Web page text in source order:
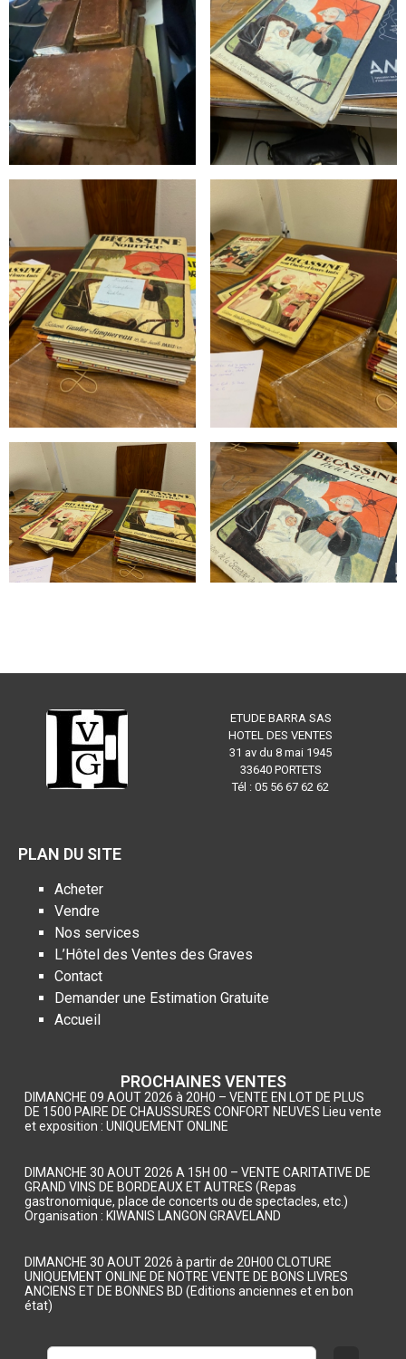
ETUDE BARRA SAS
HOTEL DES VENTES
31 av du 8 mai 1945
33640 PORTETS
Tél : 05 56 67 62 62
PLAN DU SITE
Acheter
Vendre
Nos services
L’Hôtel des Ventes des Graves
Contact
Demander une Estimation Gratuite
Accueil
PROCHAINES VENTES
DIMANCHE 09 AOUT 2026 à 20H0 – VENTE EN LOT DE PLUS
DE 1500 PAIRE DE CHAUSSURES CONFORT NEUVES Lieu vente
et exposition : UNIQUEMENT ONLINE
DIMANCHE 30 AOUT 2026 A 15H 00 – VENTE CARITATIVE DE
GRAND VINS DE BORDEAUX ET AUTRES (Repas
gastronomique, place de concerts ou de spectacles, etc.)
Organisation : KIWANIS LANGON GRAVELAND
DIMANCHE 30 AOUT 2026 à partir de 20H00 CLOTURE
UNIQUEMENT ONLINE DE NOTRE VENTE DE BONS LIVRES
ANCIENS ET DE BONNES BD (Editions anciennes et en bon
état)